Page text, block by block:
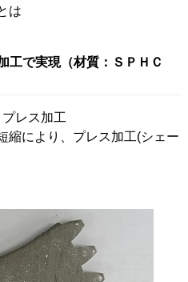
は
工で実現（材質：ＳＰＨＣ
レス加工
縮により、プレス加工(シェー